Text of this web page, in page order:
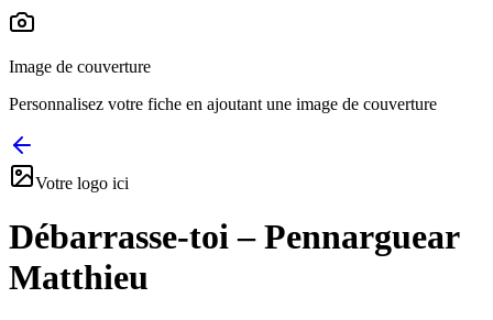
Image de couverture
Personnalisez votre fiche en ajoutant une image de couverture
Votre logo ici
Débarrasse-toi – Pennarguear
Matthieu